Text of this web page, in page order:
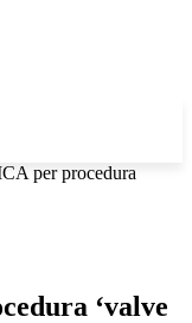
per procedura
‘valve